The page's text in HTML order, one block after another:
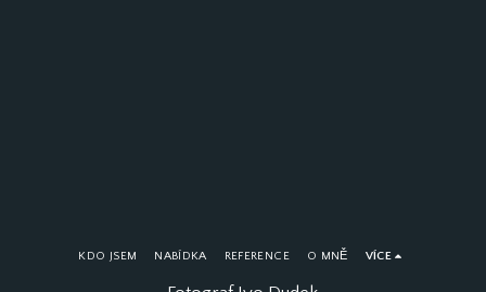
KDO JSEM NABÍDKA REFERENCE O MNĚ VÍCE